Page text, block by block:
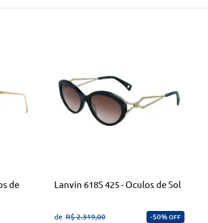
de
Lanvin 618S 425 - Oculos de Sol
de R$ 2.319,00 50%OFF